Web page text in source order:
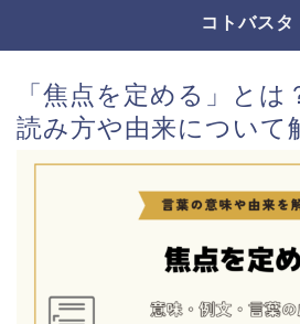
コトバスタ
「焦点を定める」とは
読み方や由来について